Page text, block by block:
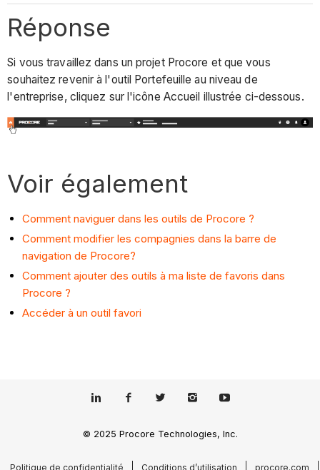
Réponse
Si vous travaillez dans un projet Procore et que vous
souhaitez revenir à l'outil Portefeuille au niveau de
l'entreprise, cliquez sur l'icône Accueil illustrée ci-dessous.
Voir également
Comment naviguer dans les outils de Procore ?
Comment modifier les compagnies dans la barre de
navigation de Procore?
Comment ajouter des outils à ma liste de favoris dans
Procore ?
Accéder à un outil favori
© 2025 Procore Technologies, Inc.
Politique de confidentialité Conditions d’utilisation procore.com